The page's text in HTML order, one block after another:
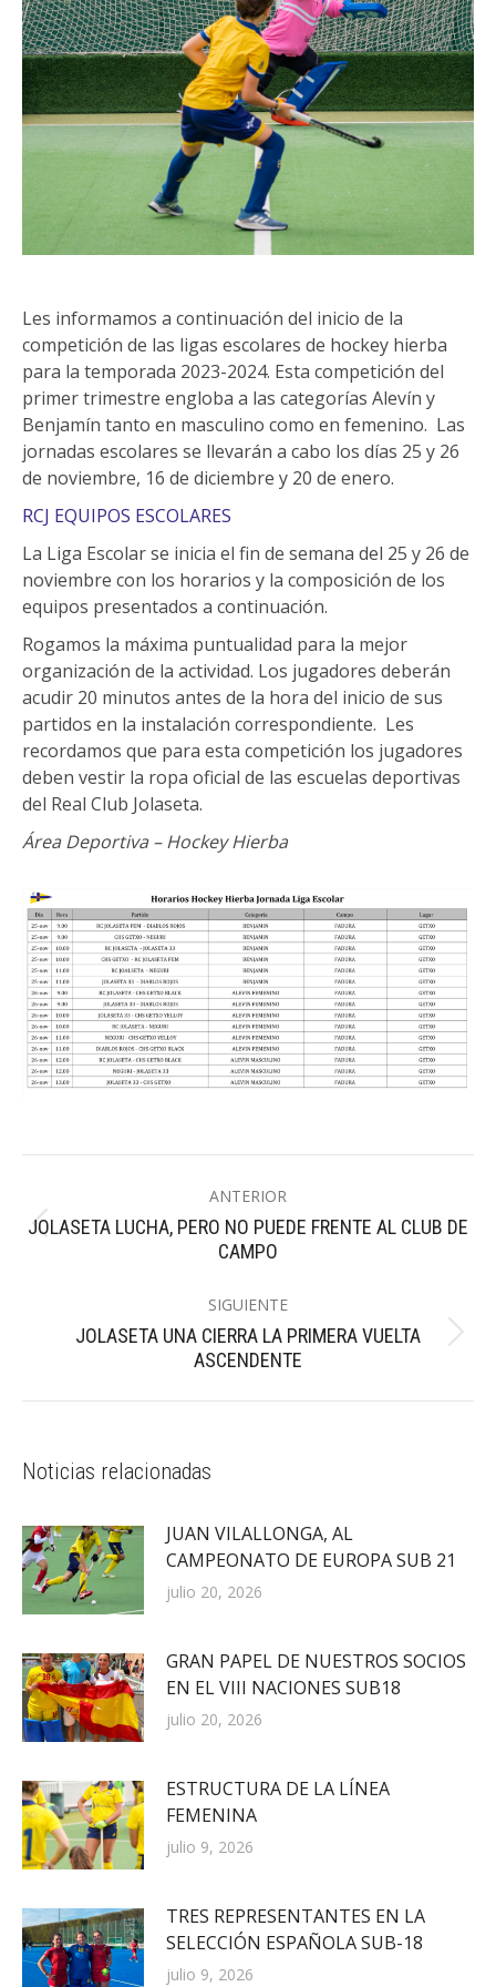
Les informamos a continuación del inicio de la
competición de las ligas escolares de hockey hierba
para la temporada 2023-2024. Esta competición del
primer trimestre engloba a las categorías Alevín y
Benjamín tanto en masculino como en femenino. Las
jornadas escolares se llevarán a cabo los días 25 y 26
de noviembre, 16 de diciembre y 20 de enero.
RCJ EQUIPOS ESCOLARES
La Liga Escolar se inicia el fin de semana del 25 y 26 de
noviembre con los horarios y la composición de los
equipos presentados a continuación.
Rogamos la máxima puntualidad para la mejor
organización de la actividad. Los jugadores deberán
acudir 20 minutos antes de la hora del inicio de sus
partidos en la instalación correspondiente. Les
recordamos que para esta competición los jugadores
deben vestir la ropa oficial de las escuelas deportivas
del Real Club Jolaseta.
Área Deportiva – Hockey Hierba
entre
publicaciones
ANTERIOR
Publicación
anterior:
JOLASETA LUCHA, PERO NO PUEDE FRENTE AL CLUB DE
CAMPO
SIGUIENTE
Publicación
siguiente:
JOLASETA UNA CIERRA LA PRIMERA VUELTA
ASCENDENTE
Noticias relacionadas
JUAN VILALLONGA, AL
CAMPEONATO DE EUROPA SUB 21
julio 20, 2026
GRAN PAPEL DE NUESTROS SOCIOS
EN EL VIII NACIONES SUB18
julio 20, 2026
ESTRUCTURA DE LA LÍNEA
FEMENINA
julio 9, 2026
TRES REPRESENTANTES EN LA
SELECCIÓN ESPAÑOLA SUB-18
julio 9, 2026